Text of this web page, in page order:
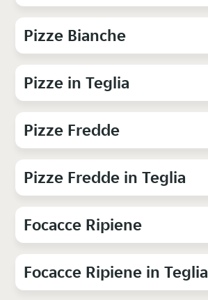
Pizze Bianche
Pizze in Teglia
Pizze Fredde
Pizze Fredde in Teglia
Focacce Ripiene
Focacce Ripiene in Teglia